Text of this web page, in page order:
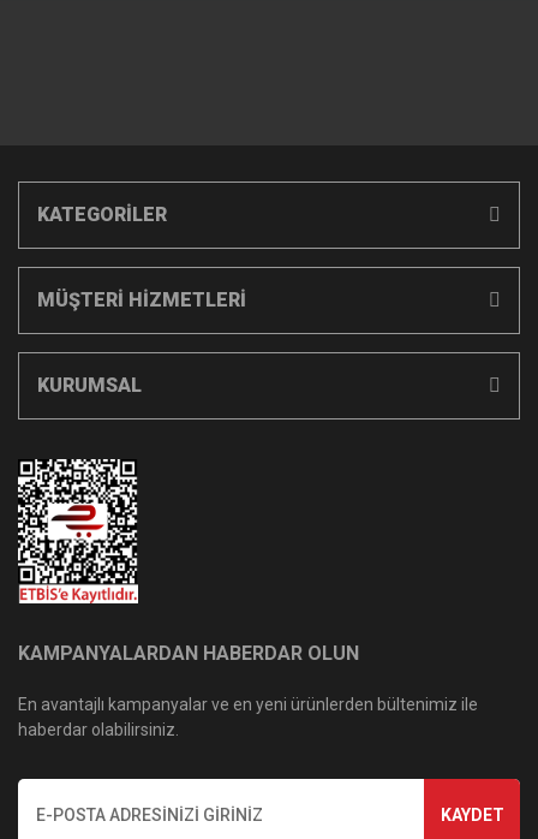
KATEGORİLER
MÜŞTERİ HİZMETLERİ
KURUMSAL
KAMPANYALARDAN HABERDAR OLUN
En avantajlı kampanyalar ve en yeni ürünlerden bültenimiz ile
haberdar olabilirsiniz.
KAYDET